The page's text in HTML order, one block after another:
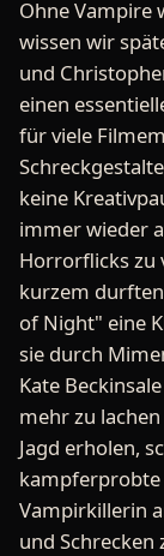
Ohne Vampire
wissen wir
und
einen
für viele
keine
immer wieder
Horrorflicks zu
kurzem
of Night" eine
sie durch
Kate
mehr zu
Jagd erholen,
kampferprobte
Vampirkillerin
und